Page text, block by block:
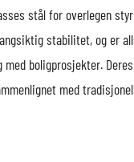
stål for overlegen
stabilitet, og er
boligprosjekter.
med